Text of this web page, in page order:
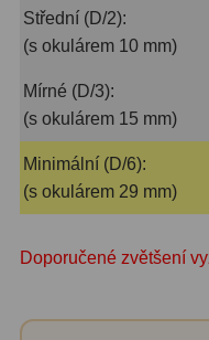
Střední (D/2):
(s okulárem 10 mm)
Mírné (D/3):
(s okulárem 15 mm)
Minimální (D/6):
(s okulárem 29 mm)
Doporučené zvětšení